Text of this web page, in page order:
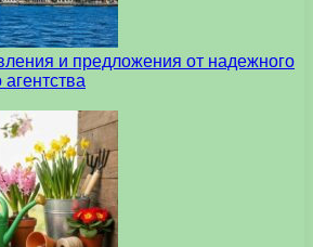
и предложения от надежного
агентства